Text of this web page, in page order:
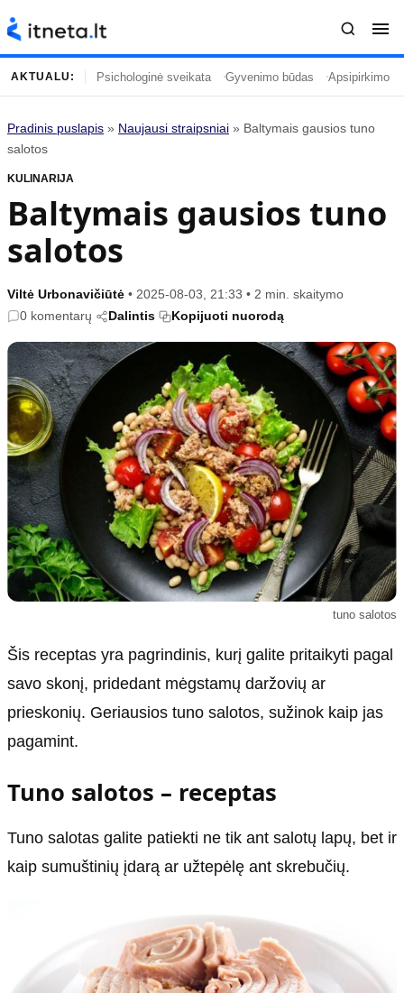
Turinys
Naujausi straipsniai
Gyvenimas
Įdomybės
Mada
Mokslas
Namai ir interjeras
Kulinarija
Vasaros mada
Tėvai ir vaikai
Populiaru
Kultūra
Sodas ir daržas
Sveikata ir grožis
Karjera
Psichologinė sveikata
Tvari mada
Informacija
Etikos politika
Klaidų taisymo politika
Naudojimo sąlygos
Privatumo politika
Reklamos politika
Slapukų politika
Redakcinė politika
Dirbtinis intelektas
AKTUALU: Psichologinė sveikata Gyvenimo būdas Apsipirkimo
Pradinis puslapis » Naujausi straipsniai » Baltymais gausios tuno
salotos
KULINARIJA
Baltymais gausios tuno
salotos
Viltė Urbonavičiūtė • 2025-08-03, 21:33 • 2 min. skaitymo
0 komentarų
Dalintis Kopijuoti nuorodą
tuno salotos
Šis receptas yra pagrindinis, kurį galite pritaikyti pagal
savo skonį, pridedant mėgstamų daržovių ar
prieskonių. Geriausios tuno salotos, sužinok kaip jas
pagamint.
Tuno salotos – receptas
Tuno salotas galite patiekti ne tik ant salotų lapų, bet ir
kaip sumuštinių įdarą ar užtepėlę ant skrebučių.